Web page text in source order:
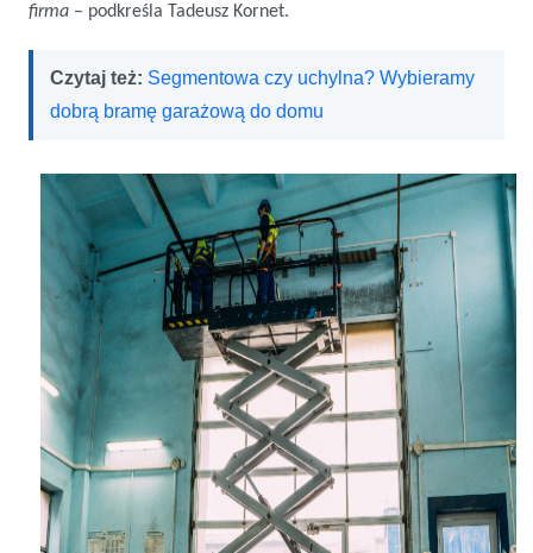
firma – podkreśla Tadeusz Kornet.
Czytaj też: Segmentowa czy uchylna? Wybieramy
dobrą bramę garażową do domu